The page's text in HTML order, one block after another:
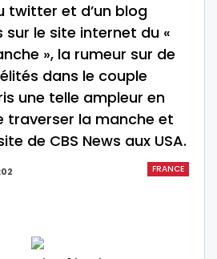
twitter et d’un blog
sur le site internet du «
», la rumeur sur de
dans le couple
une telle ampleur en
traverser la manche et
de CBS News aux USA.
FRANCE